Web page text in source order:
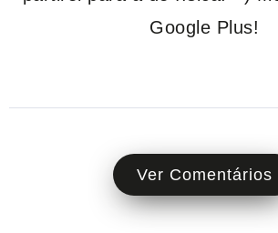
Google Plus!
Ver Comentários